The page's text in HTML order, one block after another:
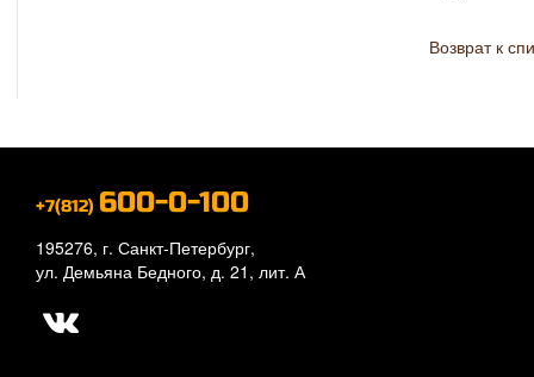
Возврат к
+7(812) 600-0-100
195276, г. Санкт-Петербург,
ул. Демьяна Бедного, д. 21, лит. А